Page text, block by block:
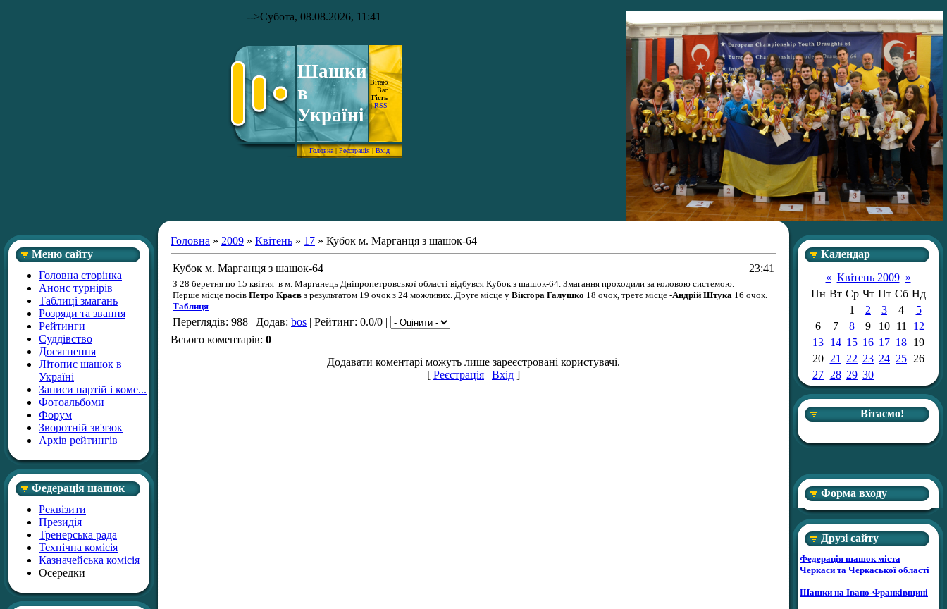
-->Субота, 08.08.2026, 11:41
Шашки
в
Україні
Вітаю
Вас
Гість
|RSS
Головна|Реєстрація|Вхід
Меню сайту
Головна сторінка
Анонс турнірів
Таблиці змагань
Розряди та звання
Рейтинги
Суддівство
Досягнення
Літопис шашок в
Україні
Записи партій і коме...
Фотоальбоми
Форум
Зворотній зв'язок
Архів рейтингів
Федерація шашок
Реквізити
Президія
Тренерська рада
Технічна комісія
Казначейська комісія
Осередки
Головна » 2009 » Квітень » 17 » Кубок м. Марганця з шашок-64
Кубок м. Марганця з шашок-64 23:41
З 28 беретня по 15 квітня в м. Марганець Дніпропетровської області відбувся Кубок з шашок-64. Змагання проходили за коловою системою.
Перше місце посів Петро Краєв з результатом 19 очок з 24 можливих. Друге місце у Віктора Галушко 18 очок, третє місце -Андрій Штука 16 очок.
Таблиця
Переглядів: 988 | Додав: bos | Рейтинг: 0.0/0 |
Всього коментарів: 0
Додавати коментарі можуть лише зареєстровані користувачі.
[ Реєстрація | Вхід ]
Календар
« Квітень 2009 »
Пн Вт Ср Чт Пт Сб Нд
1
2 3 4
5
6
7 8 9 10 11
12
13 14 15 16 17 18 19
20 21 22 23 24 25 26
27 28 29 30
Вітаємо!
Форма входу
Друзі сайту
Федерація шашок міста
Черкаси та Черкаської області
Шашки на Івано-Франківщині